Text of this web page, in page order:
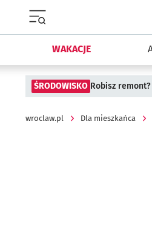
WAKACJE
ŚRODOWISKO Robisz
wroclaw.pl Dla mieszkańca